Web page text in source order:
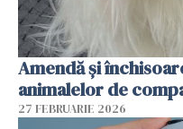
Amendă și
animalelor de
27 FEBRUARIE 2026